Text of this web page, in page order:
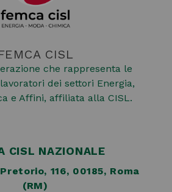
CISL
che rappresenta le
dei settori Energia,
e Affini, affiliata alla CISL.
CISL NAZIONALE
116, 00185, Roma
(RM)